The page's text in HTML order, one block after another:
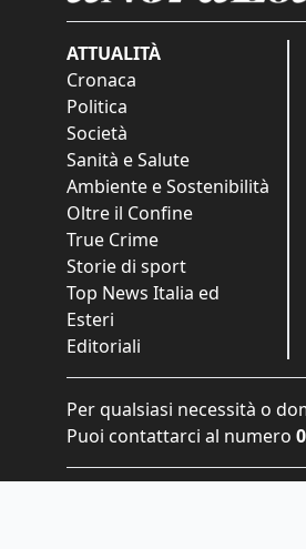
ATTUALITÀ
Cronaca
Politica
Società
Sanità e Salute
Ambiente e Sostenibilità
Oltre il Confine
True Crime
Storie di sport
Top News Italia ed
Esteri
Editoriali
Per qualsiasi necessità o
Puoi contattarci al numero